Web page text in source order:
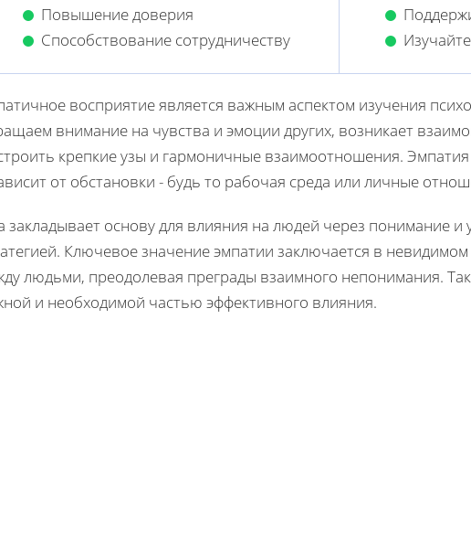
Повышение доверия
Способствование сотрудничеству
восприятие является важным аспектом изучения
внимание на чувства и эмоции других, возникает
крепкие узы и гармоничные взаимоотношения. Эмпатия
от обстановки - будь то рабочая среда или личные
закладывает основу для влияния на людей через понимание
Ключевое значение эмпатии заключается в
людьми, преодолевая преграды взаимного непонимания.
и необходимой частью эффективного влияния.